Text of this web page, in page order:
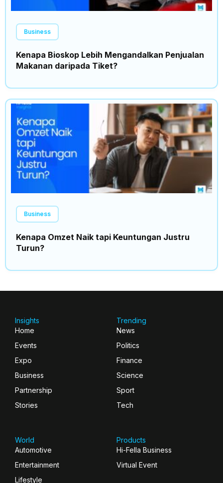
Business
Kenapa Bioskop Lebih Mengandalkan Penjualan
Makanan daripada Tiket?
Business
Kenapa Omzet Naik tapi Keuntungan Justru
Turun?
Insights
Home
Events
Expo
Business
Partnership
Stories
Trending
News
Politics
Finance
Science
Sport
Tech
World
Automotive
Entertainment
Lifestyle
Products
Hi-Fella Business
Virtual Event